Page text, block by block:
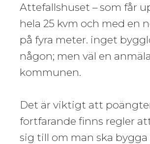
Attefallshuset – som får
hela 25 kvm och med en
på fyra meter. inget
någon; men väl en
kommunen.
Det är viktigt att
fortfarande finns regler
sig till om man ska bygga